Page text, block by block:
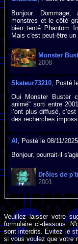
Bonjour.
monstres et le côté
bien tenté Phantom
Mais c'est peut-être un
Monster
2008
Skateur73210, Posté
Oui Monster Buster
animé" sorti entre
l’ont plus diffusé,
des recherches
Al , Posté le 08/11/
Bonjour, pourrait-il
Drôles de
2001
Veuillez laisser votre
formulaire ci-dessous.
sont interdits. Evitez le
si vous voulez que votre